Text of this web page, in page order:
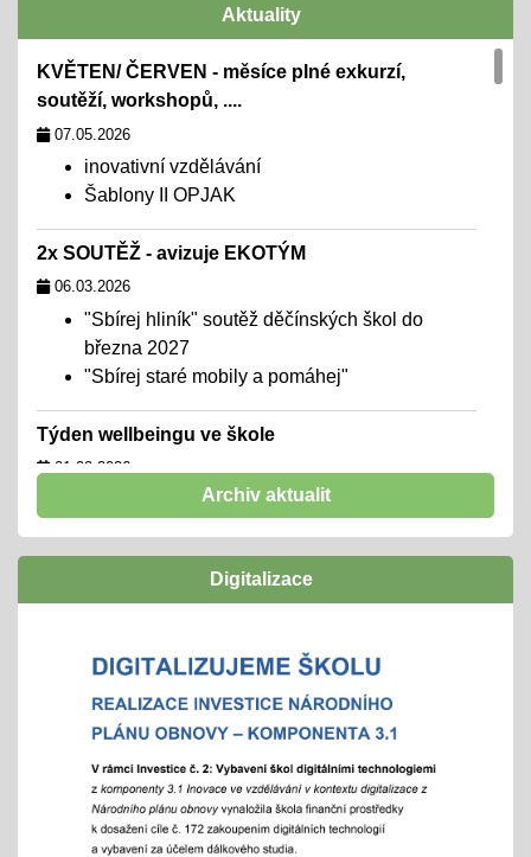
Aktuality
KVĚTEN/ ČERVEN - měsíce plné exkurzí,
soutěží, workshopů, ....
07.05.2026
inovativní vzdělávání
Šablony II OPJAK
2x SOUTĚŽ - avizuje EKOTÝM
06.03.2026
"Sbírej hliník" soutěž děčínských škol do
března 2027
"Sbírej staré mobily a pomáhej"
Týden wellbeingu ve škole
01.02.2026
chceme školu, kde se všichni cítí dobře,
naplno rozvinout svůj potenciál
01.02.2026
městská, okresní a vyšší kola
"držíme palce"
Zápisy online pro školní rok 2026/2027
15.01.2026
Archiv aktualit
Digitalizace